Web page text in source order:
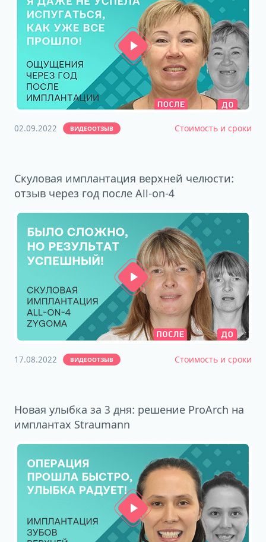
02.09.2022 ВИДЕООТЗЫВ Стоимость и сроки
Скуловая имплантация верхней челюсти:
отзыв через год после All-on-4
17.08.2022 ВИДЕООТЗЫВ Стоимость и сроки
Новая улыбка за 3 дня: решение ProArch на
имплантах Straumann